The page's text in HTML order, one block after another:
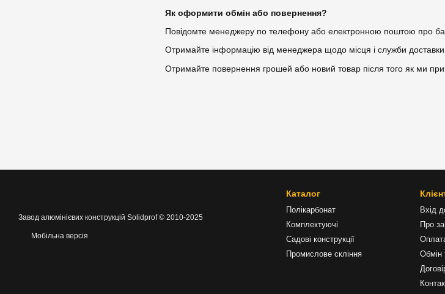
Як оформити обмін або повернення?
Повідомте менеджеру по телефону або електронною поштою про
Отримайте інформацію від менеджера щодо місця і служби
Отримайте повернення грошей або новий товар після того як ми
Завод алюмінієвих конструкцій Solidprof © 2010-2025
Мобільна версія
Каталог
Полікарбонат
Комплектуючі
Садові конструкції
Промислове скління
Вхід
Про
Обмін